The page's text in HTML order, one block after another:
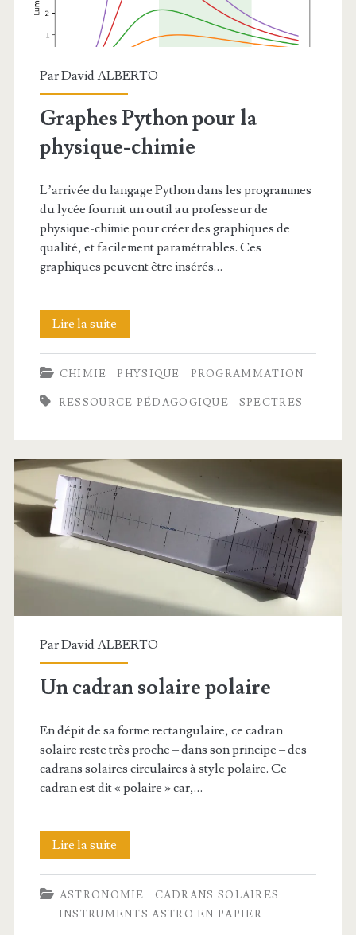
ParDavid ALBERTO
Graphes Python pour la
physique-chimie
L’arrivée du langage Python dans les programmes
du lycée fournit un outil au professeur de
physique-chimie pour créer des graphiques de
qualité, et facilement paramétrables. Ces
graphiques peuvent être insérés…
Lire la suite
Python
pour
la
chimie
CHIMIE PHYSIQUE PROGRAMMATION
RESSOURCE PÉDAGOGIQUE SPECTRES
ParDavid ALBERTO
Un cadran solaire polaire
En dépit de sa forme rectangulaire, ce cadran
solaire reste très proche – dans son principe – des
cadrans solaires circulaires à style polaire. Ce
cadran est dit « polaire » car,…
Lire la suite
cadran
solaire
ASTRONOMIE
CADRANS SOLAIRES
INSTRUMENTS ASTRO EN PAPIER